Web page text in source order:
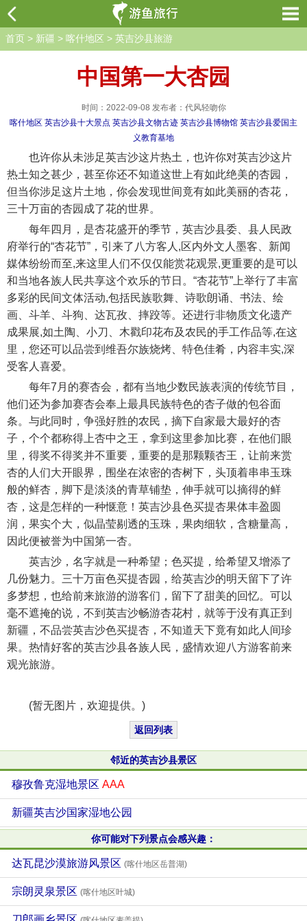
首页 > 新疆 > 喀什地区 > 英吉沙县旅游
中国第一大杏园
时间：2022-09-08 发布者：代风轻吻你
喀什地区 英吉沙县十大景点 英吉沙县文物古迹 英吉沙县博物馆 英吉沙县爱国主
义教育基地
也许你从未涉足英吉沙这片热土，也许你对英吉沙这片
热土知之甚少，甚至你还不知道这世上有如此绝美的杏园，
但当你涉足这片土地，你会发现世间竟有如此美丽的杏花，
三十万亩的杏园成了花的世界。
每年四月，是杏花盛开的季节，英吉沙县委、县人民政
府举行的“杏花节”，引来了八方客人,区内外文人墨客、新闻
媒体纷纷而至,来这里人们不仅仅能赏花观景,更重要的是可以
和当地各族人民共享这个欢乐的节日。“杏花节”上举行了丰富
多彩的民间文体活动,包括民族歌舞、诗歌朗诵、书法、绘
画、斗羊、斗狗、达瓦孜、摔跤等。还进行非物质文化遗产
成果展,如土陶、小刀、木戳印花布及农民的手工作品等,在这
里，您还可以品尝到维吾尔族烧烤、特色佳肴，内容丰实,深
受客人喜爱。
每年7月的赛杏会，都有当地少数民族表演的传统节目，
他们还为参加赛杏会奉上最具民族特色的杏子做的包谷面
条。与此同时，争强好胜的农民，摘下自家最大最好的杏
子，个个都称得上杏中之王，拿到这里参加比赛，在他们眼
里，得奖不得奖并不重要，重要的是那颗颗杏王，让前来赏
杏的人们大开眼界，围坐在浓密的杏树下，头顶着串串玉珠
般的鲜杏，脚下是淡淡的青草铺垫，伸手就可以摘得的鲜
杏，这是怎样的一种惬意！英吉沙县色买提杏果体丰盈圆
润，果实个大，似晶莹剔透的玉珠，果肉细软，含糖量高，
因此便被誉为中国第一杏。
英吉沙，名字就是一种希望；色买提，给希望又增添了
几份魅力。三十万亩色买提杏园，给英吉沙的明天留下了许
多梦想，也给前来旅游的游客们，留下了甜美的回忆。可以
毫不遮掩的说，不到英吉沙畅游杏花村，就等于没有真正到
新疆，不品尝英吉沙色买提杏，不知道天下竟有如此人间珍
果。热情好客的英吉沙县各族人民，盛情欢迎八方游客前来
观光旅游。
(暂无图片，欢迎提供。)
返回列表
邻近的英吉沙县景区
穆孜鲁克湿地景区 AAA
新疆英吉沙国家湿地公园
你可能对下列景点会感兴趣：
达瓦昆沙漠旅游风景区 (喀什地区岳普湖)
宗朗灵泉景区 (喀什地区叶城)